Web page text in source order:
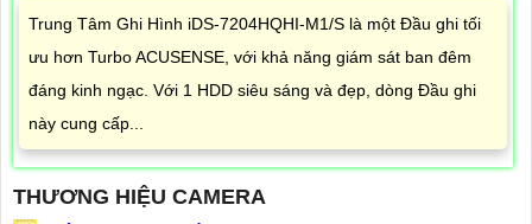
Trung Tâm Ghi Hình iDS-7204HQHI-M1/S là một Đầu ghi tối
ưu hơn Turbo ACUSENSE, với khả năng giám sát ban đêm
đáng kinh ngạc. Với 1 HDD siêu sáng và đẹp, dòng Đầu ghi
này cung cấp...
THƯƠNG HIỆU CAMERA